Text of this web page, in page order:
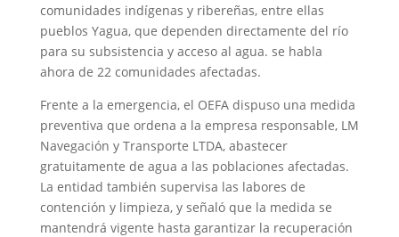
comunidades indígenas y ribereñas, entre ellas
pueblos Yagua, que dependen directamente del río
para su subsistencia y acceso al agua. se habla
ahora de 22 comunidades afectadas.
Frente a la emergencia, el OEFA dispuso una medida
preventiva que ordena a la empresa responsable, LM
Navegación y Transporte LTDA, abastecer
gratuitamente de agua a las poblaciones afectadas.
La entidad también supervisa las labores de
contención y limpieza, y señaló que la medida se
mantendrá vigente hasta garantizar la recuperación